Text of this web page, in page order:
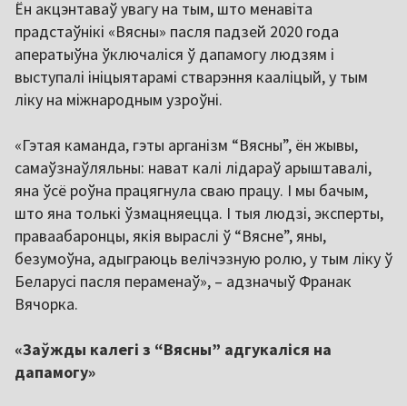
Ён акцэнтаваў увагу на тым, што менавіта
прадстаўнікі «Вясны» пасля падзей 2020 года
аператыўна ўключаліся ў дапамогу людзям і
выступалі ініцыятарамі стварэння кааліцый, у тым
ліку на міжнародным узроўні.
«Гэтая каманда, гэты арганізм “Вясны”, ён жывы,
самаўзнаўляльны: нават калі лідараў арыштавалі,
яна ўсё роўна працягнула сваю працу. І мы бачым,
што яна толькі ўзмацняецца. І тыя людзі, эксперты,
праваабаронцы, якія выраслі ў “Вясне”, яны,
безумоўна, адыграюць велічэзную ролю, у тым ліку ў
Беларусі пасля пераменаў», – адзначыў Франак
Вячорка.
«Заўжды калегі з “Вясны” адгукаліся на
дапамогу»